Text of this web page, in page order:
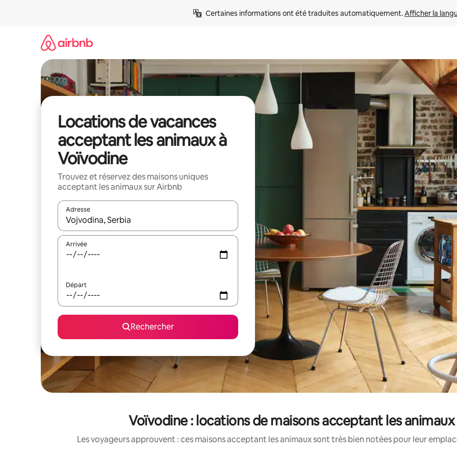
Certaines informations ont été traduites automatiquement. Afficher la
Locations de vacances
acceptant les animaux à
Voïvodine
Trouvez et réservez des maisons uniques
acceptant les animaux sur Airbnb
Adresse
Lorsque les résultats s'affichent, utilisez les flèches vers le haut et vers le bas pour les parcourir ou en appuyant et en
Arrivée
Départ
Rechercher
Voïvodine : locations de maisons acceptant les
Les voyageurs approuvent : ces maisons acceptant les animaux sont très bien notées pour leur